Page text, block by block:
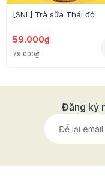
[SNL] Trà sữa Thái đỏ
59.000₫
79.000₫
Đăng ký